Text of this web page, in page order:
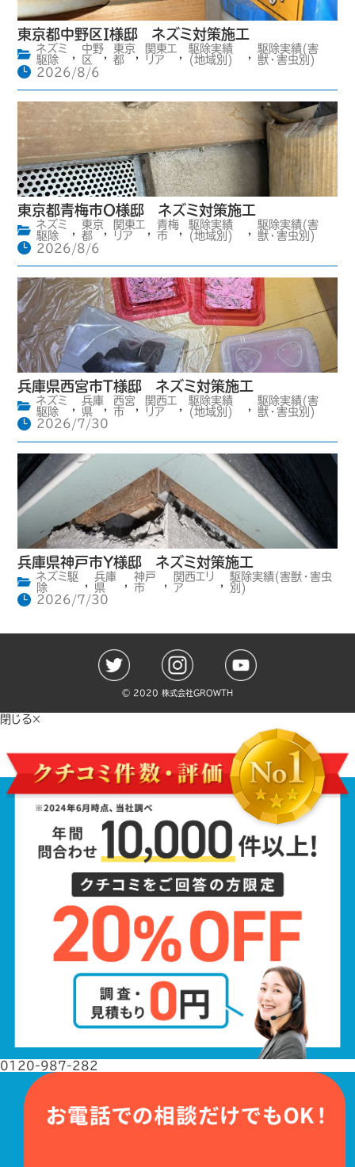
東京都中野区I様邸 ネズミ対策施工
ネズミ
駆除
,
中野
区
,
東京
都
,
関東エ
リア
,
駆除実績
(地域別)
,
駆除実績(害
獣・害虫別)
2026/8/6
東京都青梅市O様邸 ネズミ対策施工
ネズミ
駆除
,
東京
都
,
関東エ
リア
,
青梅
市
,
駆除実績
(地域別)
,
駆除実績(害
獣・害虫別)
2026/8/6
兵庫県西宮市T様邸 ネズミ対策施工
ネズミ
駆除
,
兵庫
県
,
西宮
市
,
関西エ
リア
,
駆除実績
(地域別)
,
駆除実績(害
獣・害虫別)
2026/7/30
兵庫県神戸市Y様邸 ネズミ対策施工
ネズミ駆
除
,
兵庫
県
,
神戸
市
,
関西エリ
ア
,
駆除実績(害獣・害虫
別)
2026/7/30
©️ 2020 株式会社GROWTH
閉じる×
0120-987-282